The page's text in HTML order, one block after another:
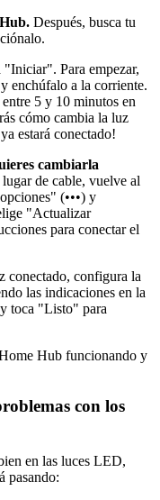
Después, busca tu
"Iniciar". Para empezar,
enchúfalo a la corriente.
5 y 10 minutos en
cómo cambia la luz
estará conectado!
cambiarla
de cable, vuelve al
(•••) y
"Actualizar
para conectar el
conectado, configura la
las indicaciones en la
toca "Listo" para
Hub funcionando y
con los
en las luces LED,
pasando: